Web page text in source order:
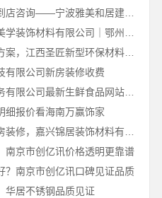
宁波余姚家装设计到店咨询——宁波雅美和居建材科技有限公司
全包空间定制设计方案，江西圣匠新型环保材料有限公司
有限公司新房装修收费
湖北省惠物电子商务有限公司最新生鲜食品网站价格解读
细报价看海南万赢饰家
南京市创亿讯价格透明更靠谱
？南京市创亿讯口碑见证品质
华居不锈钢品质见证